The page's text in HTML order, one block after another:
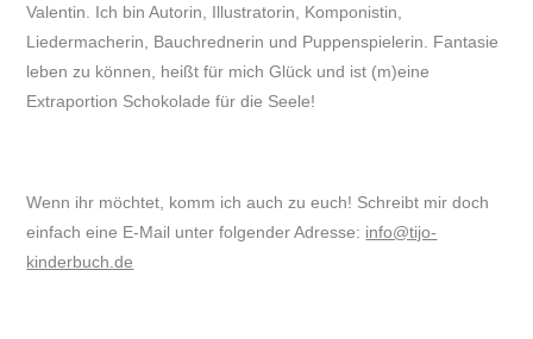
Valentin. Ich bin Autorin, Illustratorin, Komponistin,
Liedermacherin, Bauchrednerin und Puppenspielerin. Fantasie
leben zu können, heißt für mich Glück und ist (m)eine
Extraportion Schokolade für die Seele!
Wenn ihr möchtet, komm ich auch zu euch! Schreibt mir doch
einfach eine E-Mail unter folgender Adresse: info@tijo-
kinderbuch.de